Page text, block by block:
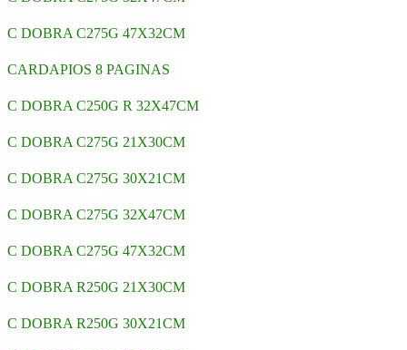
C DOBRA C275G 47X32CM
CARDAPIOS 8 PAGINAS
C DOBRA C250G R 32X47CM
C DOBRA C275G 21X30CM
C DOBRA C275G 30X21CM
C DOBRA C275G 32X47CM
C DOBRA C275G 47X32CM
C DOBRA R250G 21X30CM
C DOBRA R250G 30X21CM